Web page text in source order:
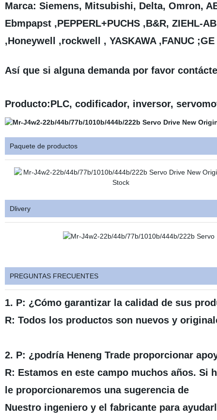
Marca: Siemens, Mitsubishi, Delta, Omron,
Ebmpapst ,PEPPERL+PUCHS ,B&R, ZIEHL-
,Honeywell ,rockwell , YASKAWA ,FANUC
Así que si alguna demanda por favor
Producto:PLC, codificador, inversor,
Paquete de productos
Dlivery
PREGUNTAS FRECUENTES
1. P: ¿Cómo garantizar la calidad de sus
R: Todos los productos son nuevos y
2. P: ¿podría Heneng Trade proporcionar
R: Estamos en este campo muchos años.
le proporcionaremos una sugerencia de
Nuestro ingeniero y el fabricante para